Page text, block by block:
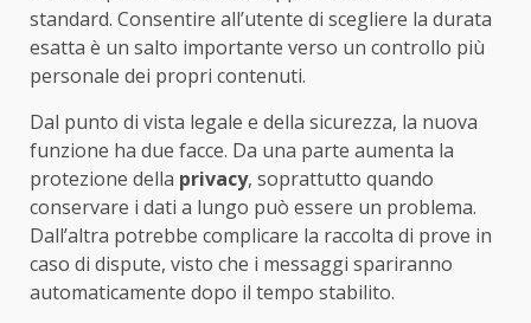
standard. Consentire all’utente di scegliere la durata
esatta è un salto importante verso un controllo più
personale dei propri contenuti.
Dal punto di vista legale e della sicurezza, la nuova
funzione ha due facce. Da una parte aumenta la
protezione della privacy, soprattutto quando
conservare i dati a lungo può essere un problema.
Dall’altra potrebbe complicare la raccolta di prove in
caso di dispute, visto che i messaggi spariranno
automaticamente dopo il tempo stabilito.